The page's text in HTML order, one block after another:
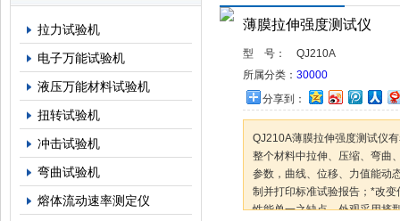
拉力试验机
电子万能试验机
液压万能材料试验机
扭转试验机
冲击试验机
弯曲试验机
熔体流动速率测定仪
薄膜拉伸强度测试仪
型 号：
QJ210A
所属分类： 30000
分享到：
QJ210A薄膜拉伸强度测试仪
整个材料中拉伸、压缩、弯曲
参数，曲线、位移、力值能动
制并打印标准试验报告；*改
性能单一之缺点。外观采用挤